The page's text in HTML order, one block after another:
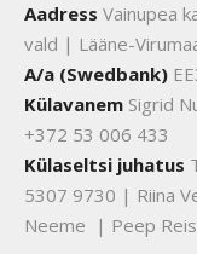
Aadress Vainupea
vald | Lääne-
A/a (Swedbank)
Külavanem Sigrid
+372 53 006 433
Külaseltsi juhatus
5307 9730 | Riina
Neeme | Peep